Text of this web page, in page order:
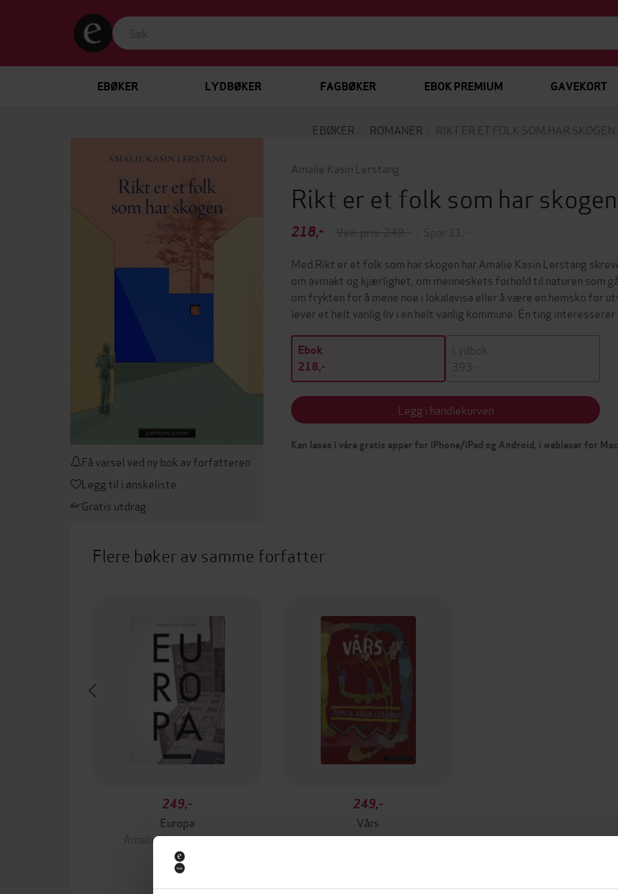
EBØKER LYDBØKER FAGBØKER EBOK PREMIUM GAVEKORT
EBØKER ROMANER RIKT ER ET FOLK SOM HAR SKOGEN
Få varsel ved ny bok av forfatteren
Legg til i ønskeliste
Gratis utdrag
Amalie Kasin Lerstang
Rikt er et folk som har
218,- Veil. pris: 249,-
Spar 31,-
Med Rikt er et folk som har skogen har Amalie Kasin Lerstang
om avmakt og kjærlighet, om menneskets forhold til naturen som
om frykten for å mene noe i lokalavisa eller å være en hemsko for
lever et helt vanlig liv i en helt vanlig kommune. Én ting
Ebok
218,-
Lydbok
393,-
Legg i handlekurven
Kan leses i våre gratis apper for iPhone/iPad og Android, i webleser for
Flere bøker av samme forfatter
249,-
Europa
Amalie Kasin Lerstang
EBOK
249,-
Vårs
Amalie Kasin Lerstang